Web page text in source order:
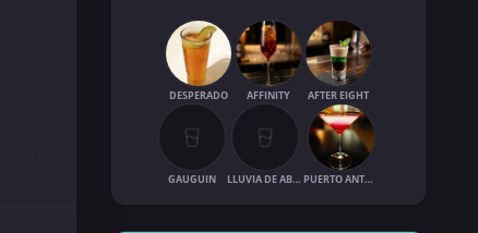
DESPERADO AFFINITY AFTER EIGHT
GAUGUIN LLUVIA DE ABRIL PUERTO ANTONIO